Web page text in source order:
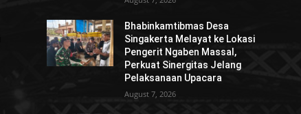
Bhabinkamtibmas Desa
Singakerta Melayat ke Lokasi
Pengerit Ngaben Massal,
Perkuat Sinergitas Jelang
Pelaksanaan Upacara
August 7, 2026